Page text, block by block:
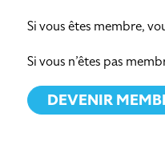
Si vous êtes membre,
Si vous n’êtes pas
DEVENIR